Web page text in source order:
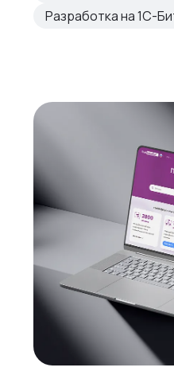
Разработка на 1С-